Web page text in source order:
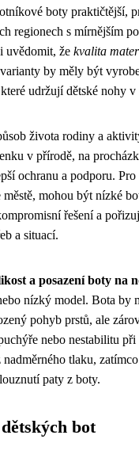
boty praktičtější,
regionech s mírnějším
uvědomit, že kvalita
by měly být
udržují dětské nohy v
života rodiny a
v přírodě, na
ochranu a podporu.
mohou být nízké
řešení a
a situací.
a posazení boty na
nízký model. Bota by
pohyb prstů, ale
nebo nestabilitu
tlaku,
paty z boty.
bot